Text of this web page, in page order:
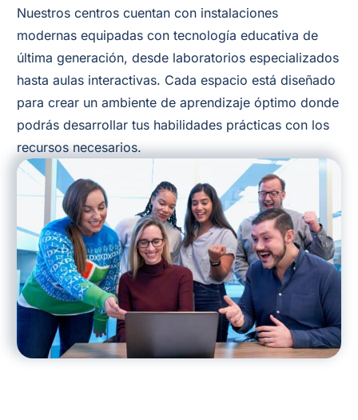
Nuestros centros cuentan con instalaciones
modernas equipadas con tecnología educativa de
última generación, desde laboratorios especializados
hasta aulas interactivas. Cada espacio está diseñado
para crear un ambiente de aprendizaje óptimo donde
podrás desarrollar tus habilidades prácticas con los
recursos necesarios.